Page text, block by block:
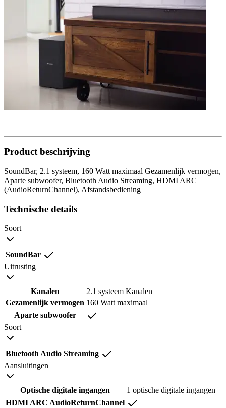
Product beschrijving
SoundBar, 2.1 systeem, 160 Watt maximaal Gezamenlijk vermogen,
Aparte subwoofer, Bluetooth Audio Streaming, HDMI ARC
(AudioReturnChannel), Afstandsbediening
Technische details
Soort
SoundBar
Uitrusting
Kanalen
2.1 systeem Kanalen
Gezamenlijk vermogen 160 Watt maximaal
Aparte subwoofer
Soort
Bluetooth Audio Streaming
Aansluitingen
Optische digitale ingangen
1 optische digitale ingangen
HDMI ARC AudioReturnChannel